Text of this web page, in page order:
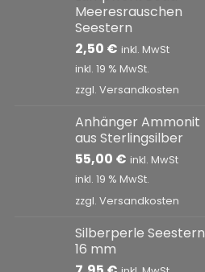
Meeresrauschen
Seestern
2,50 € inkl. MwSt
inkl. 19 % MwSt.
zzgl. Versandkosten
Anhänger Ammonit
aus Sterlingsilber
55,00 € inkl. MwSt
inkl. 19 % MwSt.
zzgl. Versandkosten
Silberperle Seestern
16 mm